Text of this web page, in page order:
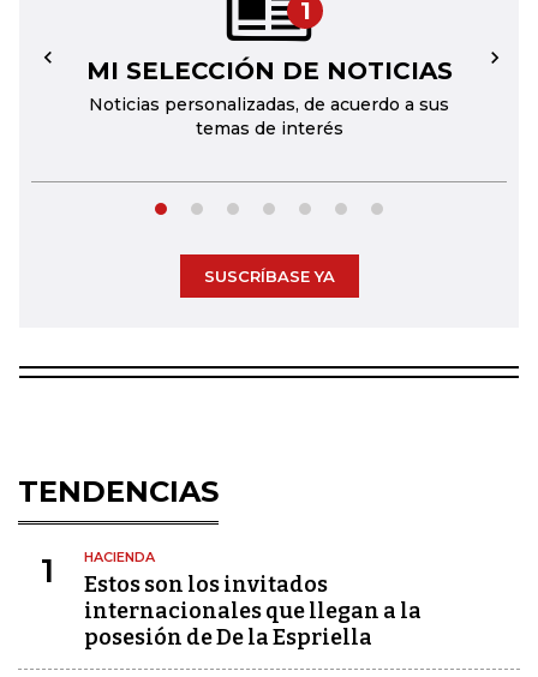
1
MI SELECCIÓN DE NOTICIAS
Noticias personalizadas, de acuerdo a sus
temas de interés
← →
SUSCRÍBASE YA
TENDENCIAS
1 HACIENDA
Estos son los invitados
internacionales que llegan a la
posesión de De la Espriella